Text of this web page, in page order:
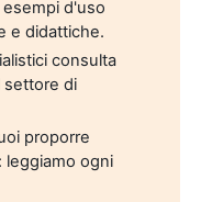
d'uso
e didattiche.
consulta
settore di
proporre
leggiamo ogni